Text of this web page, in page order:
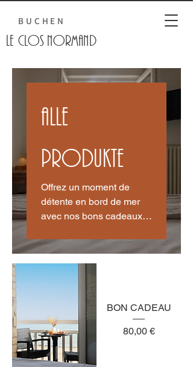
Le Clos normand
BUCHEN
Alle
Produkte
Offrez un moment de
détente en bord de mer
avec nos bons cadeaux !
proche à utiliser dans
BON CADEAU
Preis
80,00 €